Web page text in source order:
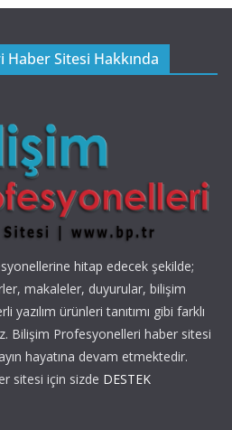
Sitesi Hakkında
hitap edecek şekilde;
makaleler, duyurular, bilişim
yazılım ürünleri tanıtımı gibi farklı
Bilişim Profesyonelleri haber sitesi
hayatına devam etmektedir.
sitesi için sizde DESTEK